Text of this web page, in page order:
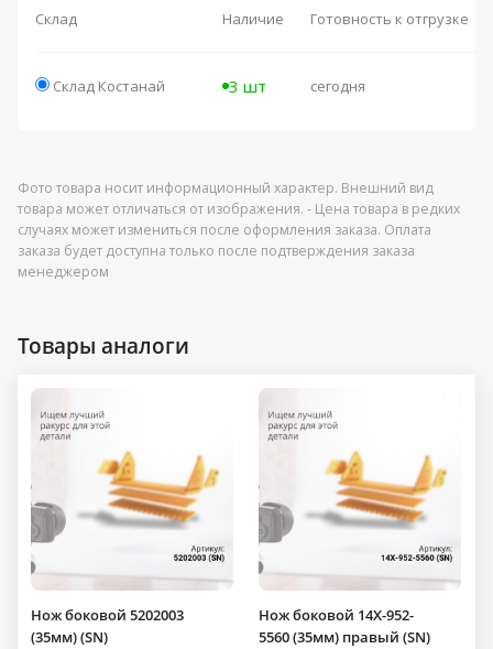
Склад Наличие Готовность к отгрузке
Склад Костанай 3 шт сегодня
Фото товара носит информационный характер. Внешний вид
товара может отличаться от изображения. - Цена товара в редких
случаях может измениться после оформления заказа. Оплата
заказа будет доступна только после подтверждения заказа
менеджером
Товары аналоги
Нож боковой 5202003
(35мм) (SN)
Нож боковой 14X-952-
5560 (35мм) правый (SN)